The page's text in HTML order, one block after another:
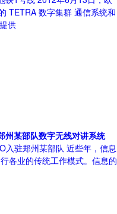
TETRA 数字集群 通信系统和
供
州某部队数字无线对讲系统
入驻郑州某部队 近些年，信息
各业的传统工作模式。信息的